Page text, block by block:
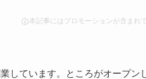
本記事にはプロモーションが含まれ
しています。ところがオープ